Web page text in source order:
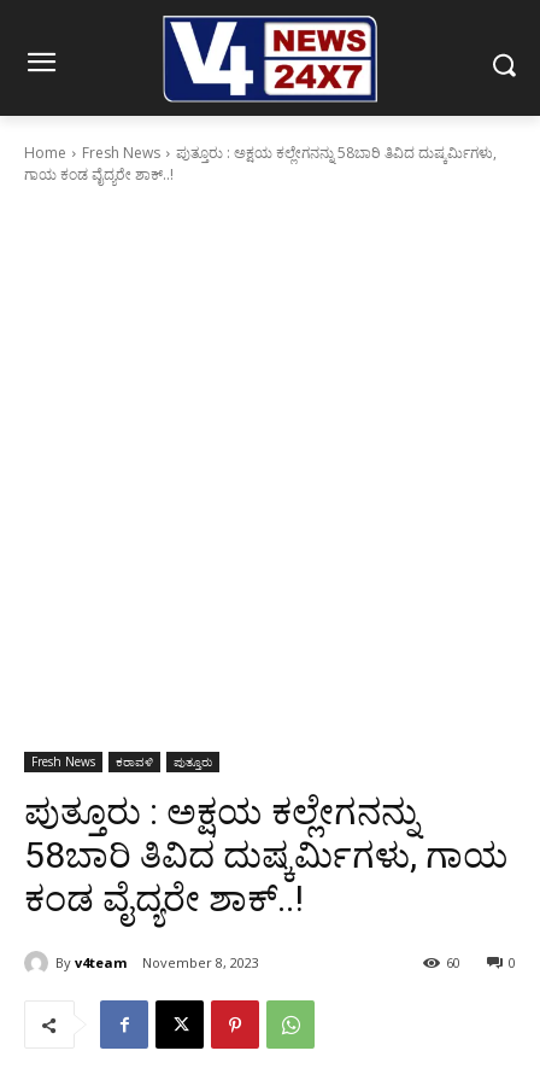
Home Fresh News
ಪುತ್ತೂರು : ಅಕ್ಷಯ ಕಲ್ಲೇಗನನ್ನು 58ಬಾರಿ ತಿವಿದ ದುಷ್ಕರ್ಮಿಗಳು,
ಗಾಯ ಕಂಡ ವೈದ್ಯರೇ ಶಾಕ್..!
Fresh News ಕರಾವಳಿ ಪುತ್ತೂರು
ಪುತ್ತೂರು : ಅಕ್ಷಯ ಕಲ್ಲೇಗನನ್ನು
58ಬಾರಿ ತಿವಿದ ದುಷ್ಕರ್ಮಿಗಳು, ಗಾಯ
ಕಂಡ ವೈದ್ಯರೇ ಶಾಕ್..!
By v4team November 8, 2023 0
60